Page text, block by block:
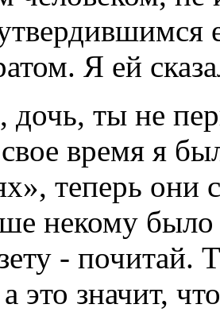
Я ей
ты не
время я
теперь они
некому
- почитай.
это значит,